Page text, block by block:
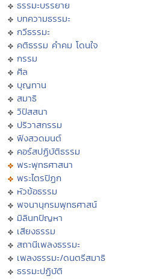
ธรรมะบรรยาย
บทความธรรมะ
กวีธรรมะ
คติธรรม คำคม โดนใจ
กรรม
ศีล
บุญทาน
สมาธิ
วิปัสสนา
ปริวาสกรรม
ฟังสวดมนต์
คอร์สปฏิบัติธรรม
พระพุทธศาสนา
พระไตรปิฏก
หัวข้อธรรม
พจนานุกรมพุทธศาสน์
มิลินทปัญหา
เสียงธรรม
สถานีเพลงธรรมะ
เพลงธรรมะ/ดนตรีสมาธิ
ธรรมะปฏิบัติ